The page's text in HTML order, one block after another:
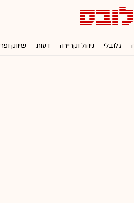
גלובלי ניהול וקריירה דעות שיווק